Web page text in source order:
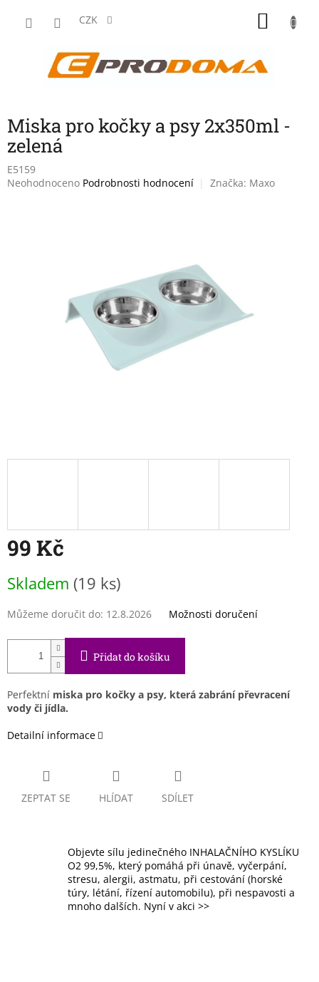
CZK
Miska pro kočky a psy 2x350ml -
zelená
E5159
Průměrné
Neohodnoceno Podrobnosti hodnocení Značka: Maxo
99 Kč
cena:
Skladem (19 ks)
Můžeme doručit do: 12.8.2026 Možnosti doručení
Přidat do košíku
Perfektní miska pro kočky a psy, která zabrání převracení
vody či jídla.
Detailní informace
ZEPTAT SE HLÍDAT SDÍLET
Objevte sílu jedinečného INHALAČNÍHO KYSLÍKU
O2 99,5%, který pomáhá při únavě, vyčerpání,
stresu, alergii, astmatu, při cestování (horské
túry, létání, řízení automobilu), při nespavosti a
mnoho dalších. Nyní v akci >>